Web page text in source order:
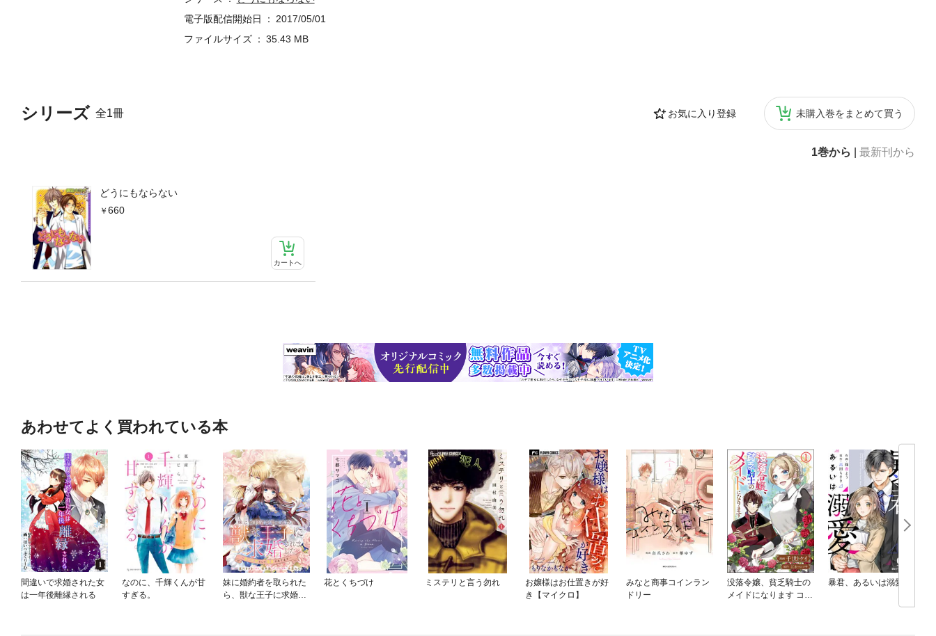
シリーズ 全1冊 お気に入り登録 未購入巻をまとめて買う
1巻から 最新刊から
どうにもならない
660
カートへ
電子版配信開始日
2017/05/01
ファイルサイズ
35.43 MB
あわせてよく買われている本
間違いで求婚された女
は一年後離縁される
なのに、千輝くんが甘
すぎる。
妹に婚約者を取られた
ら、獣な王子に求婚さ
花とくちづけ ミステリと言う勿れ
お嬢様はお仕置きが好
き【マイクロ】
みなと商事コインラン
ドリー
没落令嬢、貧乏騎士の
メイドになります コミ
暴君、あるいは溺愛